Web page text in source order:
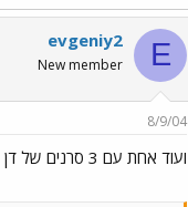
E
evgeniy2
New member
8/9/04
ועוד אחת עם 3 סרנים של דן !!!!